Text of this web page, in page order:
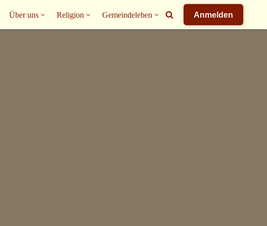
Über uns Religion Gemeindeleben Anmelden